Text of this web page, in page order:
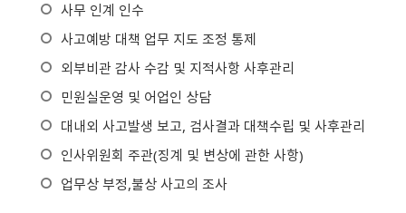
사무 인계 인수
사고예방 대책 업무 지도 조정 통제
외부비관 감사 수감 및 지적사항 사후관리
민원실운영 및 어업인 상담
대내외 사고발생 보고, 검사결과 대책수립 및 사후관리
인사위원회 주관(징계 및 변상에 관한 사항)
업무상 부정,불상 사고의 조사